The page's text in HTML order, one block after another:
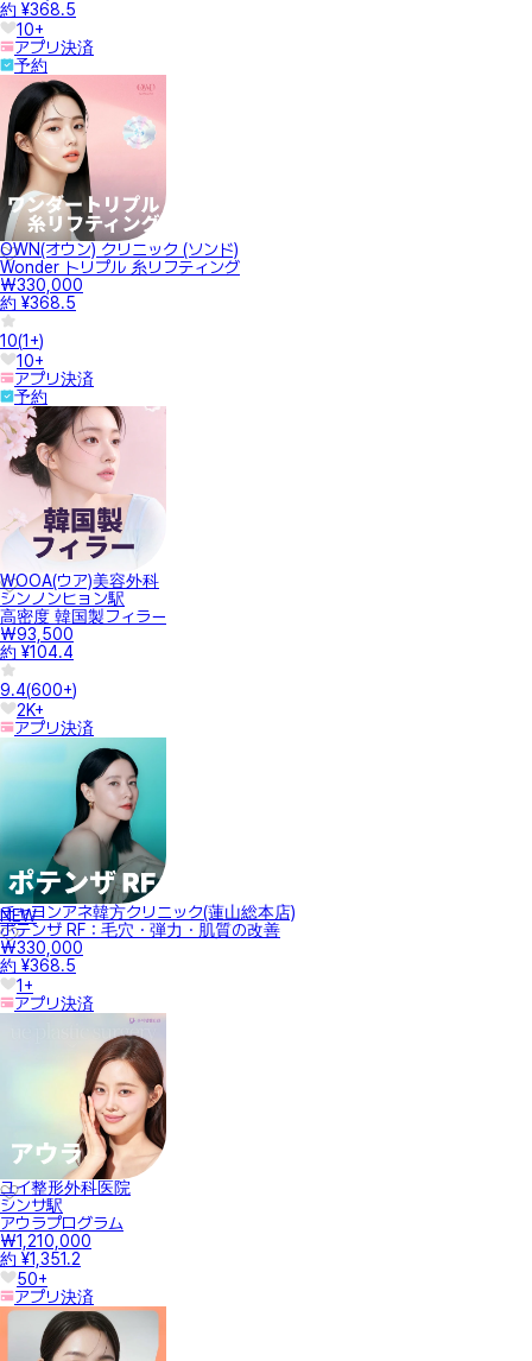
約 ¥368.5
10+
アプリ決済
予約
OWN(オウン) クリニック (ソンド)
Wonder トリプル 糸リフティング
₩330,000
約 ¥368.5
10(1+)
10+
アプリ決済
予約
WOOA(ウア)美容外科
シンノンヒョン駅
高密度 韓国製フィラー
₩93,500
約 ¥104.4
9.4(600+)
2K+
アプリ決済
NEW
チャヨンアネ韓方クリニック(蓮山総本店)
ポテンザ RF：毛穴・弾力・肌質の改善
₩330,000
約 ¥368.5
1+
アプリ決済
ユイ整形外科医院
シンサ駅
アウラプログラム
₩1,210,000
約 ¥1,351.2
50+
アプリ決済